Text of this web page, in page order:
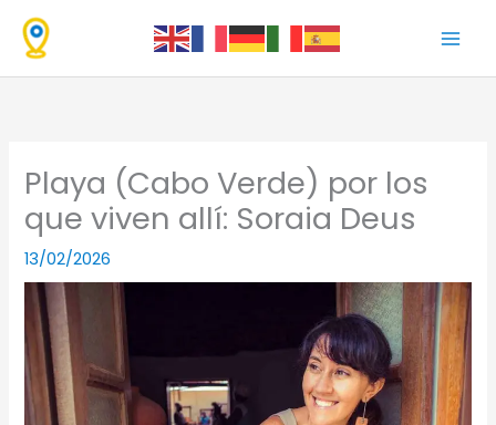
contenido
Playa (Cabo Verde) por los
que viven allí: Soraia Deus
13/02/2026